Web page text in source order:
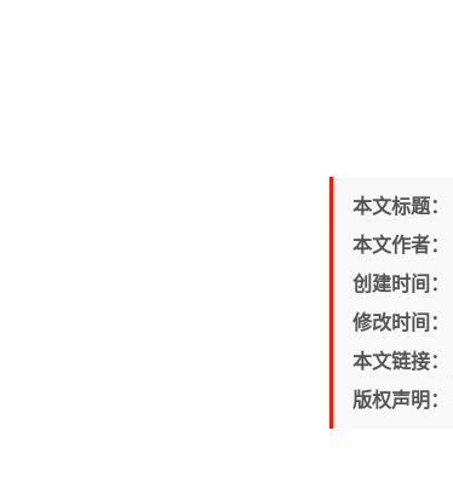
本文标题：
本文作者：
创建时间：
修改时间：
本文链接：
版权声明：